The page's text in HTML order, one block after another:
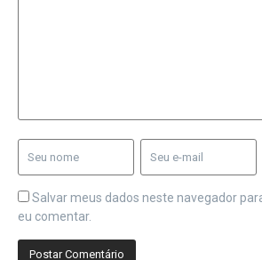
Salvar meus dados neste navegador
eu comentar.